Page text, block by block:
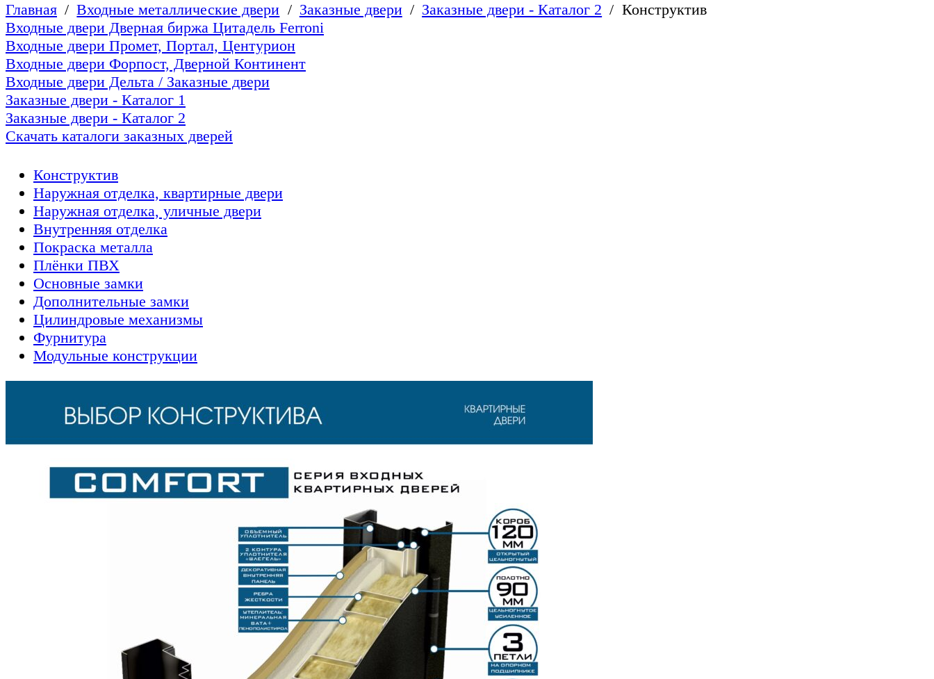
Главная Входные металлические двери Заказные двери Заказные двери - Каталог 2
Конструктив
Входные двери Дверная биржа Цитадель Ferroni
Входные двери Промет, Портал, Центурион
Входные двери Форпост, Дверной Континент
Входные двери Дельта / Заказные двери
Заказные двери - Каталог 1
Заказные двери - Каталог 2
Скачать каталоги заказных дверей
Конструктив
Наружная отделка, квартирные двери
Наружная отделка, уличные двери
Внутренняя отделка
Покраска металла
Плёнки ПВХ
Основные замки
Дополнительные замки
Цилиндровые механизмы
Фурнитура
Модульные конструкции